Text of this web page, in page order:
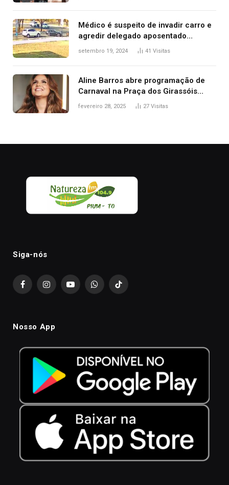
Médico é suspeito de invadir carro e
agredir delegado aposentado
durante confusão no trânsito
setembro 19, 2024 41 Visitas
Aline Barros abre programação de
Carnaval na Praça dos Girassóis
nesta sexta-feira, em Palmas
fevereiro 28, 2025 27 Visitas
Siga-nós
FacebookInstagramYouTubeWhatsAppTikTok
Nosso App